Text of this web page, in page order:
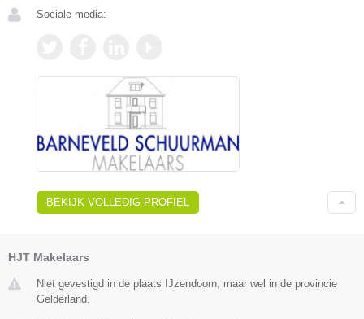
Sociale media:
BEKIJK VOLLEDIG PROFIEL
HJT Makelaars
Niet gevestigd in de plaats IJzendoorn, maar wel in de provincie
Gelderland.